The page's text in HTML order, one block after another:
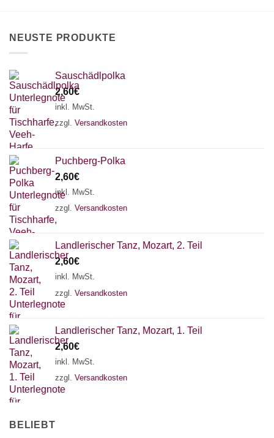
NEUSTE PRODUKTE
Sauschädlpolka
2,60€
inkl. MwSt.
zzgl. Versandkosten
Puchberg-Polka
2,60€
inkl. MwSt.
zzgl. Versandkosten
Landlerischer Tanz, Mozart, 2. Teil
2,60€
inkl. MwSt.
zzgl. Versandkosten
Landlerischer Tanz, Mozart, 1. Teil
2,60€
inkl. MwSt.
zzgl. Versandkosten
BELIEBT